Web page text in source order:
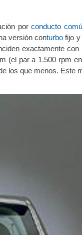
por conducto
versión conturbo fijo y
exactamente
(el par a 1.500 rpm
los que menos. Este